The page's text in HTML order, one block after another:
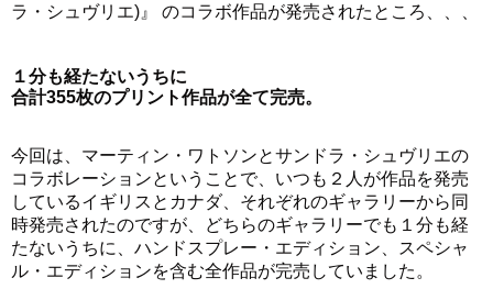
ラ・シュヴリエ)』 のコラボ作品が発売されたところ、、、
１分も経たないうちに
合計355枚のプリント作品が全て完売。
今回は、マーティン・ワトソンとサンドラ・シュヴリエの
コラボレーションということで、いつも２人が作品を発売
しているイギリスとカナダ、それぞれのギャラリーから同
時発売されたのですが、どちらのギャラリーでも１分も経
たないうちに、ハンドスプレー・エディション、スペシャ
ル・エディションを含む全作品が完売していました。